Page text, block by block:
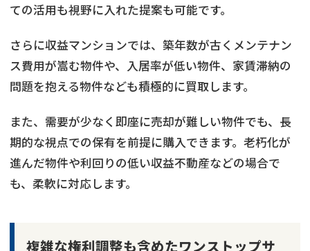
ての活用も視野に入れた提案も可能です。
さらに収益マンションでは、築年数が古くメンテナン
ス費用が嵩む物件や、入居率が低い物件、家賃滞納の
問題を抱える物件なども積極的に買取します。
また、需要が少なく即座に売却が難しい物件でも、長
期的な視点での保有を前提に購入できます。老朽化が
進んだ物件や利回りの低い収益不動産などの場合で
も、柔軟に対応します。
複雑な権利調整も含めたワンストップサ